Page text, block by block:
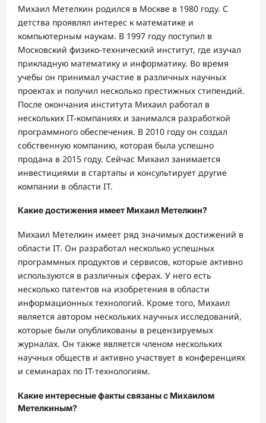
Михаил Метелкин родился в Москве в 1980 году. С
детства проявлял интерес к математике и
компьютерным наукам. В 1997 году поступил в
Московский физико-технический институт, где изучал
прикладную математику и информатику. Во время
учебы он принимал участие в различных научных
проектах и получил несколько престижных стипендий.
После окончания института Михаил работал в
нескольких IT-компаниях и занимался разработкой
программного обеспечения. В 2010 году он создал
собственную компанию, которая была успешно
продана в 2015 году. Сейчас Михаил занимается
инвестициями в стартапы и консультирует другие
компании в области IT.
Какие достижения имеет Михаил Метелкин?
Михаил Метелкин имеет ряд значимых достижений в
области IT. Он разработал несколько успешных
программных продуктов и сервисов, которые активно
используются в различных сферах. У него есть
несколько патентов на изобретения в области
информационных технологий. Кроме того, Михаил
является автором нескольких научных исследований,
которые были опубликованы в рецензируемых
журналах. Он также является членом нескольких
научных обществ и активно участвует в конференциях
и семинарах по IT-технологиям.
Какие интересные факты связаны с Михаилом
Метелкиным?